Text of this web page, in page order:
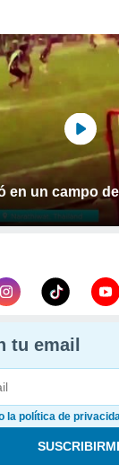
en un campo
tu email
la política de